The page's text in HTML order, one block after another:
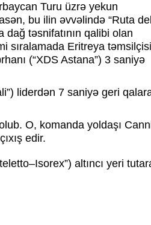
Turu üzrə yekun
bu ilin əvvəlində “Ruta del
dağ təsnifatının qalibi olan
sıralamada Eritreya təmsilçisi
(“XDS Astana”) 3 saniyə
liderdən 7 saniyə geri
O, komanda yoldaşı
edir.
altıncı yeri